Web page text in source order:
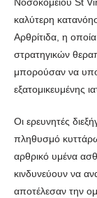
καλύτερη
Αρθρίτιδα, η
στρατηγικών
μπορούσαν να
εξατομικευμένης
Οι ερευνητές
πληθυσμό
αρθρικό υμένα
κινδυνεύουν να
αποτέλεσαν την